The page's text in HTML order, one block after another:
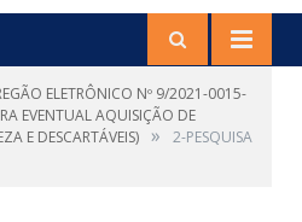
ELETRÔNICO Nº 9/2021-0015-
EVENTUAL AQUISIÇÃO DE
E DESCARTÁVEIS) »
2-PESQUISA